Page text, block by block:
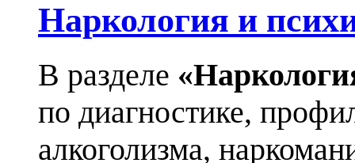
Наркология и
В разделе
по диагностике,
алкоголизма,